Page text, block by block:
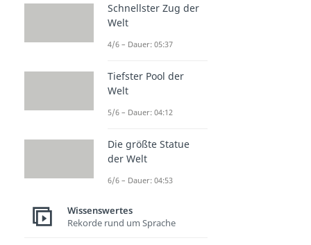
Schnellster Zug der
Welt
4/6 – Dauer: 05:37
Tiefster Pool der
Welt
5/6 – Dauer: 04:12
Die größte Statue
der Welt
6/6 – Dauer: 04:53
Wissenswertes
Rekorde rund um Sprache